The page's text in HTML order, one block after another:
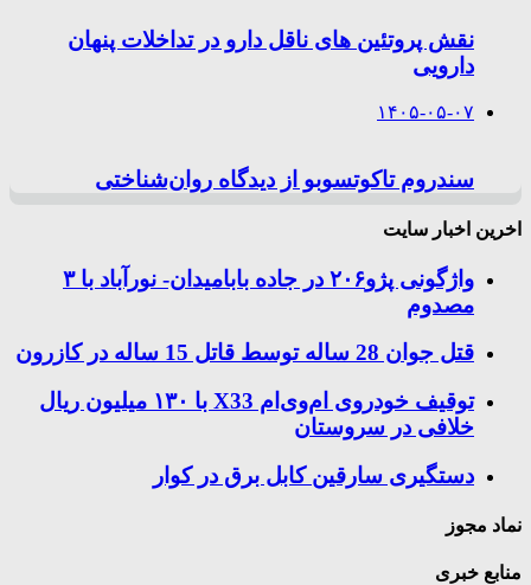
نقش پروتئین های ناقل دارو در تداخلات پنهان
دارویی
۱۴۰۵-۰۵-۰۷
سندروم تاکوتسوبو از دیدگاه روان‌شناختی
اخرین اخبار سایت
واژگونی پژو۲۰۶ در جاده بابامیدان- نورآباد با ۳
مصدوم
قتل جوان 28 ساله توسط قاتل 15 ساله در کازرون
توقیف خودروی ام‌وی‌ام X33 با ۱۳۰ میلیون ریال
خلافی در سروستان
دستگیری سارقین کابل برق در کوار
نماد مجوز
منابع خبری